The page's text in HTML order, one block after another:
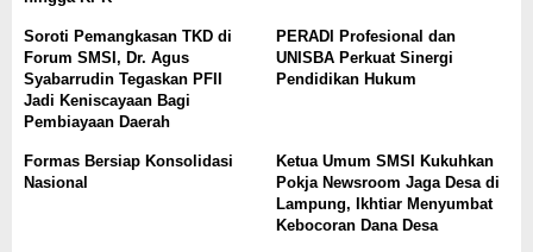
Soroti Pemangkasan TKD di
Forum SMSI, Dr. Agus
Syabarrudin Tegaskan PFII
Jadi Keniscayaan Bagi
Pembiayaan Daerah
PERADI Profesional dan
UNISBA Perkuat Sinergi
Pendidikan Hukum
Formas Bersiap Konsolidasi
Nasional
Ketua Umum SMSI Kukuhkan
Pokja Newsroom Jaga Desa di
Lampung, Ikhtiar Menyumbat
Kebocoran Dana Desa